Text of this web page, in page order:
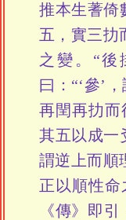
推本生蓍倚
五，實三扐
之變。“後
曰：“‘參’
再閏再扐而
其五以成一
謂逆上而順
正以順性命
《傳》即